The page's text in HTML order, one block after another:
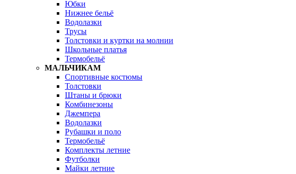
Юбки
Нижнее бельё
Водолазки
Трусы
Толстовки и куртки на молнии
Школьные платья
Термобельё
МАЛЬЧИКАМ
Спортивные костюмы
Толстовки
Штаны и брюки
Комбинезоны
Джемпера
Водолазки
Рубашки и поло
Термобельё
Комплекты летние
Футболки
Майки летние